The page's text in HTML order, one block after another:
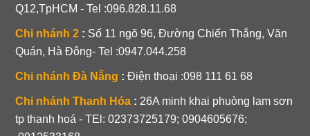
Q12,TpHCM - Tel :096.828.11.68
Chi nhánh 2 : Số 11 ngõ 96, Đường Chiến Thắng, Văn
Quán, Hà Đông- Tel :0947.044.258
Chi nhánh Đà Nẵng :Điện thoại :098 111 61 68
Chi nhánh Thanh Hóa : 26A minh khai phuòng lam sơn
tp thanh hoá - TEl: 02373725179; 0904605676;